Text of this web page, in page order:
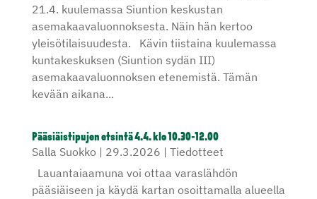
21.4. kuulemassa Siuntion keskustan
asemakaavaluonnoksesta. Näin hän kertoo
yleisötilaisuudesta. Kävin tiistaina kuulemassa
kuntakeskuksen (Siuntion sydän III)
asemakaavaluonnoksen etenemistä. Tämän
kevään aikana...
Pääsiäistipujen etsintä 4.4. klo 10.30-12.00
Salla Suokko| 29.3.2026 | Tiedotteet
Lauantaiaamuna voi ottaa varaslähdön
pääsiäiseen ja käydä kartan osoittamalla alueella